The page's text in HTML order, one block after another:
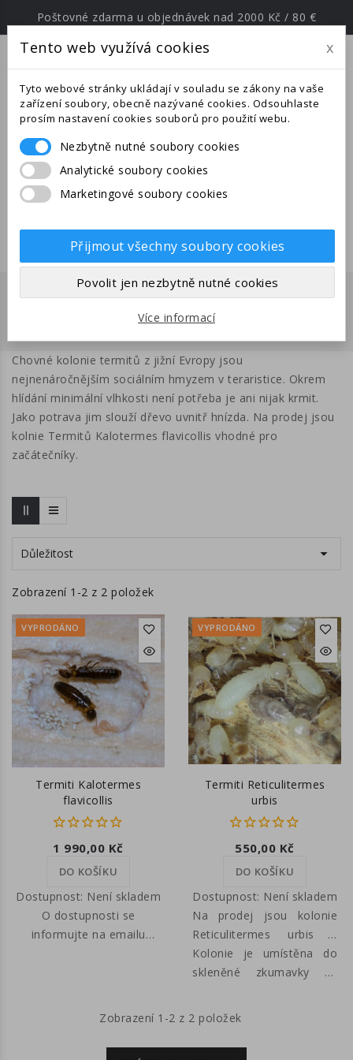
Poštovné zdarma u objednávek nad 2000 Kč / 80 €
menu
Upozornění: Ve dnech od
25.6.-27.7.2026 jsme na expedici v
jižní Evropě. Uskutečněné
objednávky budou odeslány po
28.7.2026.
TERMITI
Ostatní Termiti
Chovné kolonie termitů z jižní Evropy jsou
nejnenáročnějším sociálním hmyzem v teraristice. Okrem
hlídání minimální vlhkosti není potřeba je ani nijak krmit.
Jako potrava jim slouží dřevo uvnitř hnízda. Na prodej jsou
kolnie Termitů Kalotermes flavicollis vhodné pro
začátečníky.
Důležitost 
Zobrazení 1-2 z 2 položek
VYPRODÁNO
Termiti Kalotermes
flavicollis
1 990,00 Kč
DO KOŠÍKU
Dostupnost: Není skladem
O dostupnosti se
informujte na emailu
jižní Evropy. Jeho chov je
vhodné dřevo, tma,
VYPRODÁNO
Termiti Reticulitermes
urbis
550,00 Kč
DO KOŠÍKU
Dostupnost: Není skladem
Na prodej jsou kolonie
Reticulitermes urbis v
rozmezí 50-70 jedinců.
Kolonie obsahují nymfy,
kladou vajíčka. Velkou
kolonii s
neoteniky můžeme vidět v
Kolonie je umístěna do
skleněné zkumavky se
Whatsappu
Zobrazení 1-2 z 2 položek
Tento web využívá cookies x
Tyto webové stránky ukládají v souladu se zákony na vaše
zařízení soubory, obecně nazývané cookies. Odsouhlaste
prosím nastavení cookies souborů pro použití webu.
Nezbytně nutné soubory cookies
Analytické soubory cookies
Marketingové soubory cookies
Přijmout všechny soubory cookies
Povolit jen nezbytně nutné cookies
Více informací